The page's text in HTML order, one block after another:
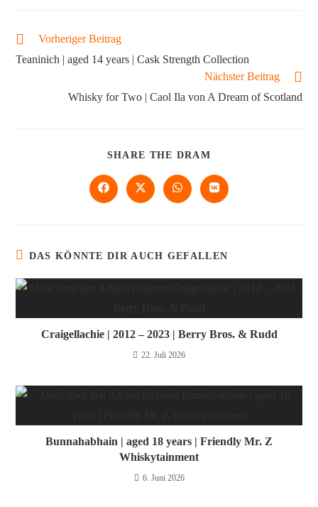
Vorheriger Beitrag
Teaninich | aged 14 years | Cask Strength Collection
Nächster Beitrag
Whisky for Two | Caol Ila von A Dream of Scotland
SHARE THE DRAM
DAS KÖNNTE DIR AUCH GEFALLEN
Craigellachie | 2012 – 2023 | Berry Bros. & Rudd
22. Juli 2026
Bunnahabhain | aged 18 years | Friendly Mr. Z
Whiskytainment
6. Juni 2026